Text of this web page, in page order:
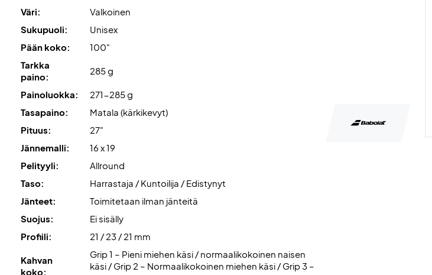
Väri:
Valkoinen
Sukupuoli:
Unisex
Pään koko:
100"
Tarkka
paino:
285 g
Painoluokka:
271-285 g
Tasapaino:
Matala (kärkikevyt)
Pituus:
27"
Jännemalli:
16 x 19
Pelityyli:
Allround
Taso:
Harrastaja / Kuntoilija / Edistynyt
Jänteet:
Toimitetaan ilman jänteitä
Suojus:
Ei sisälly
Profiili:
21 / 23 / 21 mm
Kahvan
koko:
Grip 1 – Pieni miehen käsi / normaalikokoinen naisen
käsi / Grip 2 – Normaalikokoinen miehen käsi / Grip 3 –